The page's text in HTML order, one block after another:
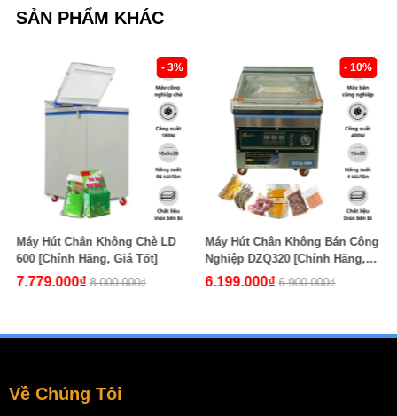
SẢN PHẨM KHÁC
- 3%
Máy Hút Chân Không Chè LD
600 [Chính Hãng, Giá Tốt]
7.779.000₫ 8.000.000₫
- 10%
Máy Hút Chân Không Bán Công
Nghiệp DZQ320 [Chính Hãng,
Giá Tốt]
6.199.000₫ 6.900.000₫
Về Chúng Tôi